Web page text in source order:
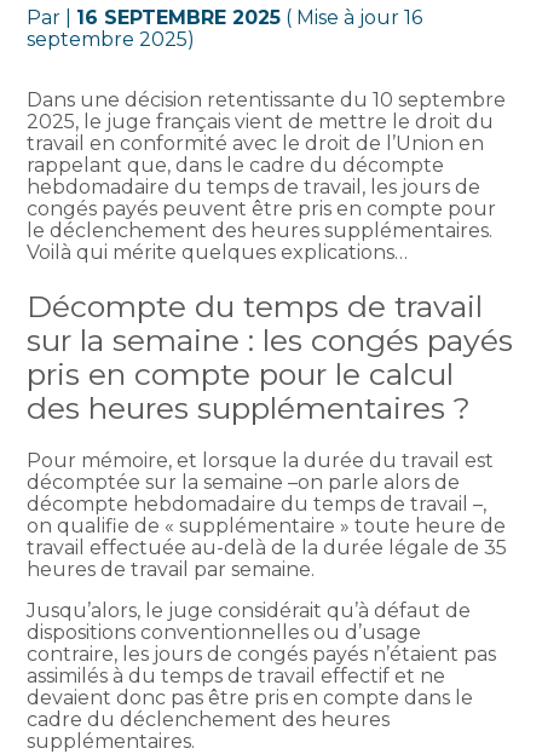
Par 16 SEPTEMBRE 2025 ( Mise à jour 16
septembre 2025)
Dans une décision retentissante du 10 septembre
2025, le juge français vient de mettre le droit du
travail en conformité avec le droit de l’Union en
rappelant que, dans le cadre du décompte
hebdomadaire du temps de travail, les jours de
congés payés peuvent être pris en compte pour
le déclenchement des heures supplémentaires.
Voilà qui mérite quelques explications…
Décompte du temps de travail
sur la semaine : les congés payés
pris en compte pour le calcul
des heures supplémentaires ?
Pour mémoire, et lorsque la durée du travail est
décomptée sur la semaine –on parle alors de
décompte hebdomadaire du temps de travail –,
on qualifie de « supplémentaire » toute heure de
travail effectuée au-delà de la durée légale de 35
heures de travail par semaine.
Jusqu’alors, le juge considérait qu’à défaut de
dispositions conventionnelles ou d’usage
contraire, les jours de congés payés n’étaient pas
assimilés à du temps de travail effectif et ne
devaient donc pas être pris en compte dans le
cadre du déclenchement des heures
supplémentaires.